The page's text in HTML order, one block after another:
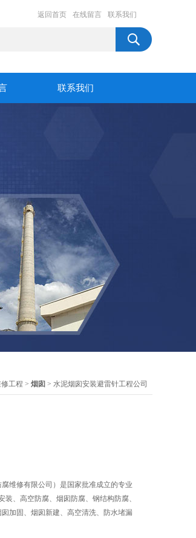
返回首页 在线留言 联系我们
联系我们
工程 > 烟囱 > 水泥烟囱安装避雷针工程公司
维修有限公司）是国家批准成立的专业
、高空防腐、烟囱防腐、钢结构防腐、
加固、烟囱新建、高空清洗、防水堵漏